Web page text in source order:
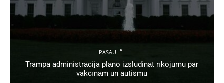
PASAULĒ
Trampa administrācija plāno izsludināt rīkojumu par
vakcīnām un autismu